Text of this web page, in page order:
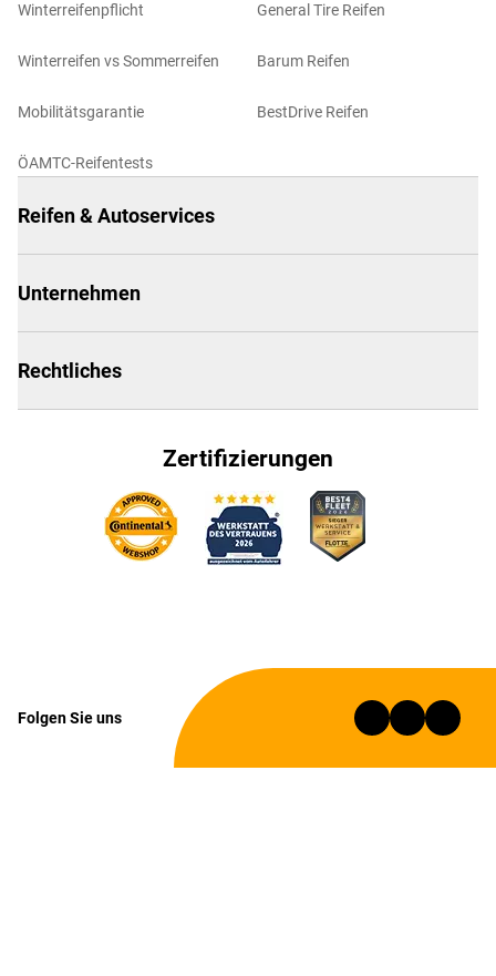
Winterreifenpflicht
Winterreifen vs Sommerreifen
Mobilitätsgarantie
ÖAMTC-Reifentests
General Tire Reifen
Barum Reifen
BestDrive Reifen
Reifen & Autoservices
Unternehmen
Rechtliches
Zertifizierungen
Folgen Sie uns